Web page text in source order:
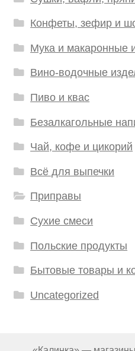
Конфеты, зефир и
Мука и макаронные
Вино-водочные
Пиво и квас
Безалкагольные
Чай, кофе и цикорий
Всё для выпечки
Приправы
Сухие смеси
Польские продукты
Бытовые товары и
Uncategorized